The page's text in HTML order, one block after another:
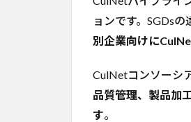
ョンです。SGDs
別企業向けに
CulNetコンソーシ
品質管理、製品加
す。